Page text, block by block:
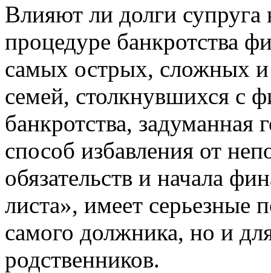
Влияют ли долги
процедуре банкротства
самых острых, сложных
семей, столкнувшихся с
банкротства, задуманная
способ избавления от
обязательств и начала
листа», имеет серьезные
самого должника, но и
родственников.